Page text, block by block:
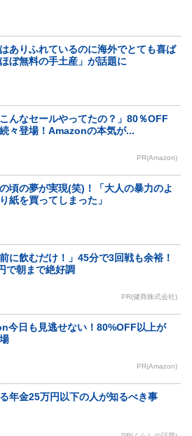
ありふれているのに海外でとても喜ば
ぼ無料の手土産」が話題に
こんなセールやってたの？」80％OFF
々登場！Amazonの本気が...
PR(Amazon)
頃の夢が実現(笑)！「大人の暴力のよ
紙を買ってしまった」
前に飲むだけ！」45分で3回戦も余裕！
で朝まで絶好調
PR(健商株式会社)
今日も見逃せない！80%OFF以上が
PR(Amazon)
年金25万円以下の人が知るべき事